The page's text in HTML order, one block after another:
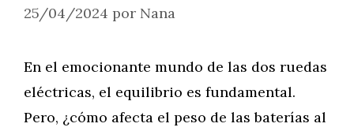
25/04/2024 por Nana
En el emocionante mundo de las dos ruedas
eléctricas, el equilibrio es fundamental.
Pero, ¿cómo afecta el peso de las baterías al